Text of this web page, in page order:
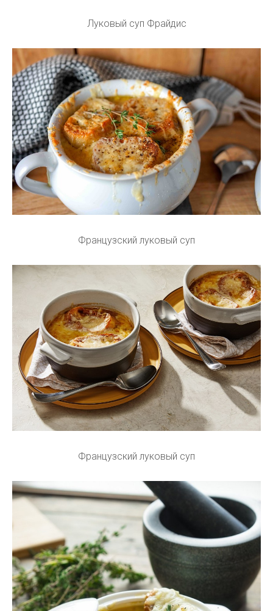
Луковый суп Фрайдис
Французский луковый суп
Французский луковый суп